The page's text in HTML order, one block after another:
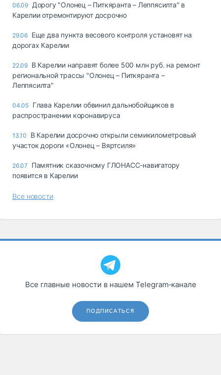
Коммерческий
транспорт
Спецтехника
запчасти, шины
Топливо, масла и
06.09 Дорогу "Олонец – Питкяранта – Леппясилта" в
Карелии отремонтируют досрочно
29.06 Еще два пункта весового контроля установят на
дорогах Карелии
22.09 В Карелии направят более 500 млн руб. на ремонт
региональной трассы "Олонец – Питкяранта –
Леппясилта"
04.05 Глава Карелии обвинил дальнобойщиков в
распространении коронавируса
13.10
В Карелии досрочно открыли семикилометровый
участок дороги «Олонец – Вяртсиля»
26.07
Памятник сказочному ГЛОНАСС-навигатору
появится в Карелии
Все новости
Все главные новости в нашем Telegram‑канале
ПОДПИСАТЬСЯ